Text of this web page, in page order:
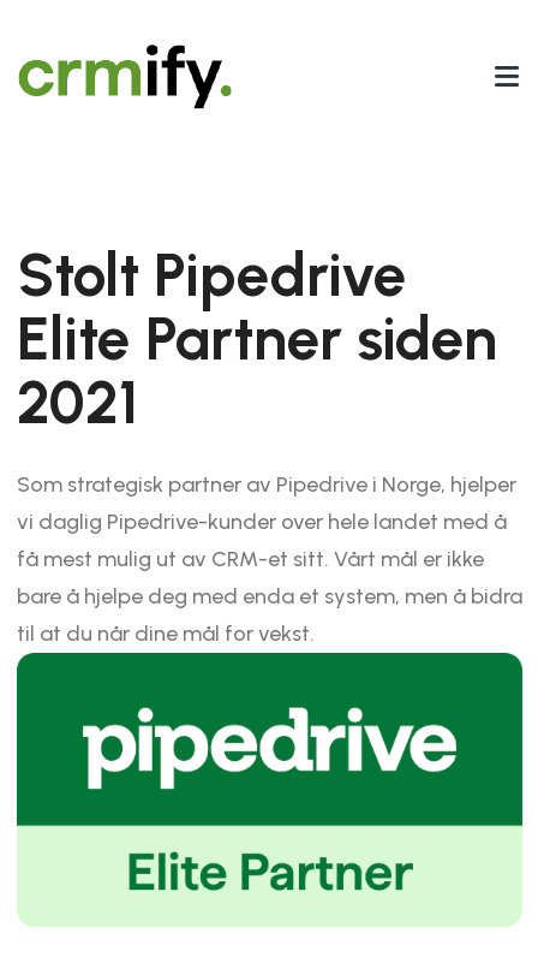
Stolt Pipedrive
Elite Partner siden
2021
Som strategisk partner av Pipedrive i Norge, hjelper
vi daglig Pipedrive-kunder over hele landet med å
få mest mulig ut av CRM-et sitt. Vårt mål er ikke
bare å hjelpe deg med enda et system, men å bidra
til at du når dine mål for vekst.